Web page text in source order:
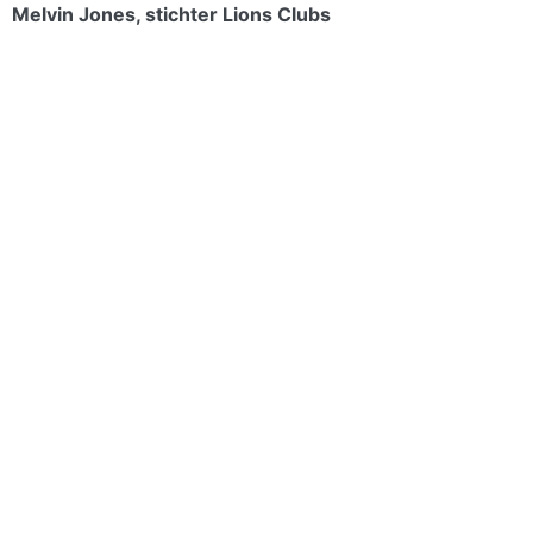
Melvin Jones, stichter Lions Clubs